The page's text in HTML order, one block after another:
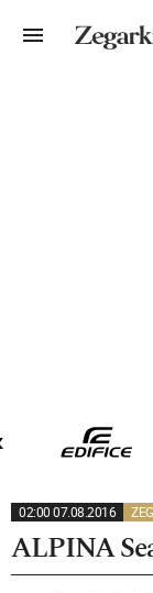
02:00 07.08.2016
ALPINA